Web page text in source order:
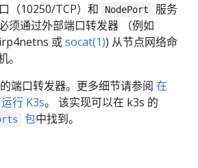
（10250/TCP）和
NodePort
服务
须通过外部端口转发器 （例如
或socat(1)) 从节点网络命
。
端口转发器。更多细节请参阅 在
行 K3s。 该实现可以在 k3s 的
包中找到。